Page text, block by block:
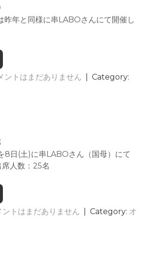
昨年と同様に串LABOさんにて開催し
ントはまだありません
| Category:
8日(土)に串LABOさん（国母）にて
人数：25名
ントはまだありません | Category: オ